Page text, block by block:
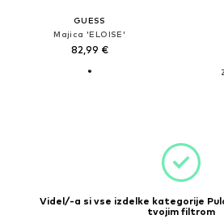
GUESS
Majica 'ELOISE'
82,99 €
Videl/-a si vse izdelke kategorije
tvojim filtrom